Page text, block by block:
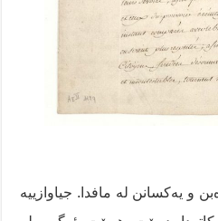
و یەکسانن لە مافدا. جیاوازییە